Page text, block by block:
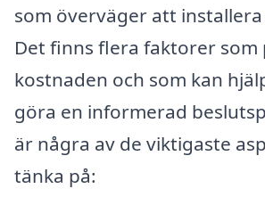
som överväger att
Det finns flera faktorer som
kostnaden och som kan
göra en informerad
är några av de viktigaste
tänka på: